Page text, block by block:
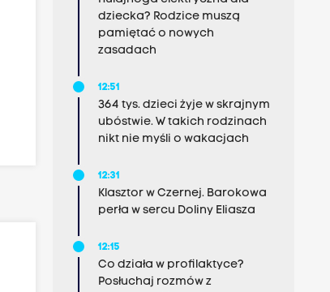
dziecka? Rodzice muszą
pamiętać o nowych
zasadach
12:51
364 tys. dzieci żyje w skrajnym
ubóstwie. W takich rodzinach
nikt nie myśli o wakacjach
12:31
Klasztor w Czernej. Barokowa
perła w sercu Doliny Eliasza
12:15
Co działa w profilaktyce?
Posłuchaj rozmów z